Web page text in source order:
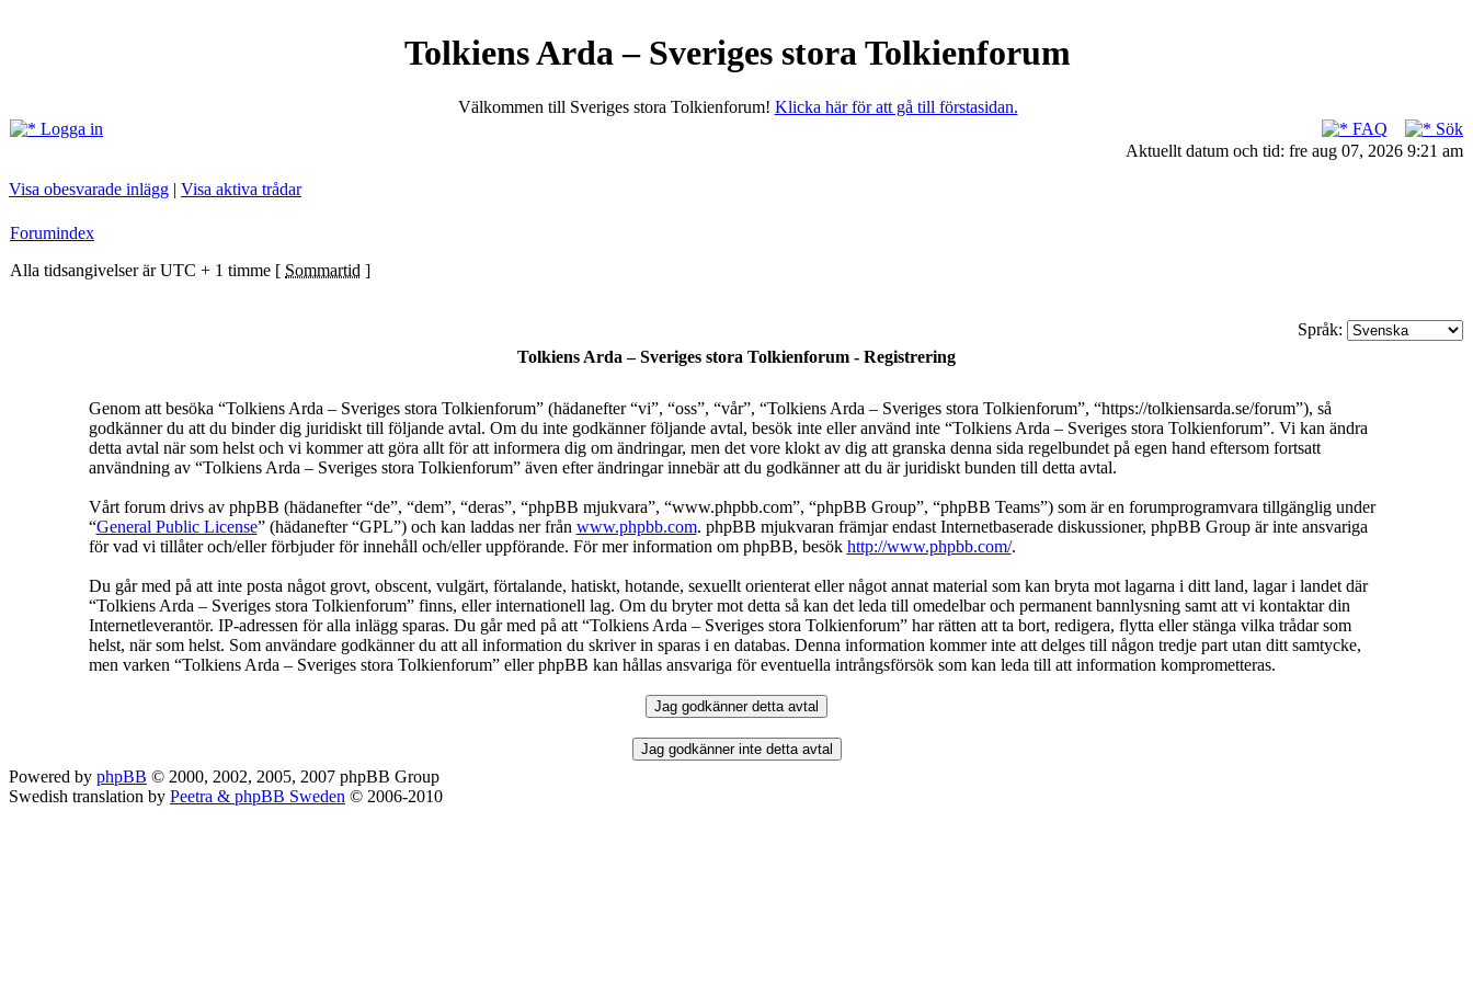
Tolkiens Arda – Sveriges stora Tolkienforum
Välkommen till Sveriges stora Tolkienforum! Klicka här för att gå till förstasidan.
Logga in
FAQ
Sök
Aktuellt datum och tid: fre aug 07, 2026 9:21 am
Visa obesvarade inlägg | Visa aktiva trådar
Forumindex
Alla tidsangivelser är UTC + 1 timme [ Sommartid ]
Språk:
Tolkiens Arda – Sveriges stora Tolkienforum - Registrering
Genom att besöka “Tolkiens Arda – Sveriges stora Tolkienforum” (hädanefter “vi”, “oss”, “vår”, “Tolkiens Arda – Sveriges stora Tolkienforum”, “https://tolkiensarda.se/forum”), så
godkänner du att du binder dig juridiskt till följande avtal. Om du inte godkänner följande avtal, besök inte eller använd inte “Tolkiens Arda – Sveriges stora Tolkienforum”. Vi kan ändra
detta avtal när som helst och vi kommer att göra allt för att informera dig om ändringar, men det vore klokt av dig att granska denna sida regelbundet på egen hand eftersom fortsatt
användning av “Tolkiens Arda – Sveriges stora Tolkienforum” även efter ändringar innebär att du godkänner att du är juridiskt bunden till detta avtal.
Vårt forum drivs av phpBB (hädanefter “de”, “dem”, “deras”, “phpBB mjukvara”, “www.phpbb.com”, “phpBB Group”, “phpBB Teams”) som är en forumprogramvara tillgänglig under
“General Public License” (hädanefter “GPL”) och kan laddas ner från www.phpbb.com. phpBB mjukvaran främjar endast Internetbaserade diskussioner, phpBB Group är inte ansvariga
för vad vi tillåter och/eller förbjuder för innehåll och/eller uppförande. För mer information om phpBB, besök http://www.phpbb.com/.
Du går med på att inte posta något grovt, obscent, vulgärt, förtalande, hatiskt, hotande, sexuellt orienterat eller något annat material som kan bryta mot lagarna i ditt land, lagar i landet där
“Tolkiens Arda – Sveriges stora Tolkienforum” finns, eller internationell lag. Om du bryter mot detta så kan det leda till omedelbar och permanent bannlysning samt att vi kontaktar din
Internetleverantör. IP-adressen för alla inlägg sparas. Du går med på att “Tolkiens Arda – Sveriges stora Tolkienforum” har rätten att ta bort, redigera, flytta eller stänga vilka trådar som
helst, när som helst. Som användare godkänner du att all information du skriver in sparas i en databas. Denna information kommer inte att delges till någon tredje part utan ditt samtycke,
men varken “Tolkiens Arda – Sveriges stora Tolkienforum” eller phpBB kan hållas ansvariga för eventuella intrångsförsök som kan leda till att information komprometteras.
Powered by phpBB © 2000, 2002, 2005, 2007 phpBB Group
Swedish translation by Peetra & phpBB Sweden © 2006-2010